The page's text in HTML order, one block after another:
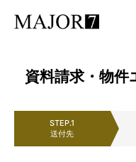
資料請求・物件
STEP.1
送付先